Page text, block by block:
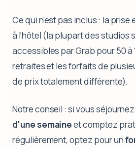
Ce qui n'est pas inclus : la
à l'hôtel (la plupart des studios
accessibles par Grab pour 50 à
retraites et les forfaits de
de prix totalement différente).
Notre conseil : si vous
d'une semaineet comptez
régulièrement, optez pour un